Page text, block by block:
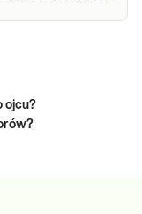
ojcu?